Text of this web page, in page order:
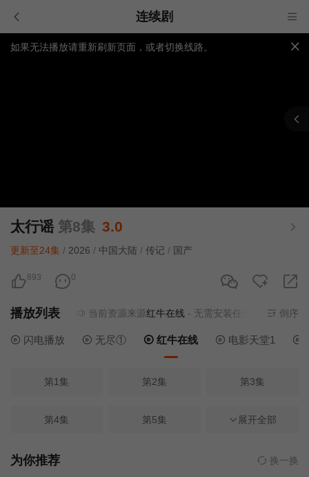
连续剧
如果无法播放请重新刷新页面，或者切换线路。
太行谣 第8集 3.0
更新至24集 / 2026 / 中国大陆 / 传记 / 国产
893 0
播放列表 当前资源来源红牛在线- 无需安装任何插件 倒序
闪电播放 无尽① 红牛在线 电影天堂1
第1集 第2集 第3集
第4集 第5集 第6集
第7集 第9集
展开全部
为你推荐 换一换